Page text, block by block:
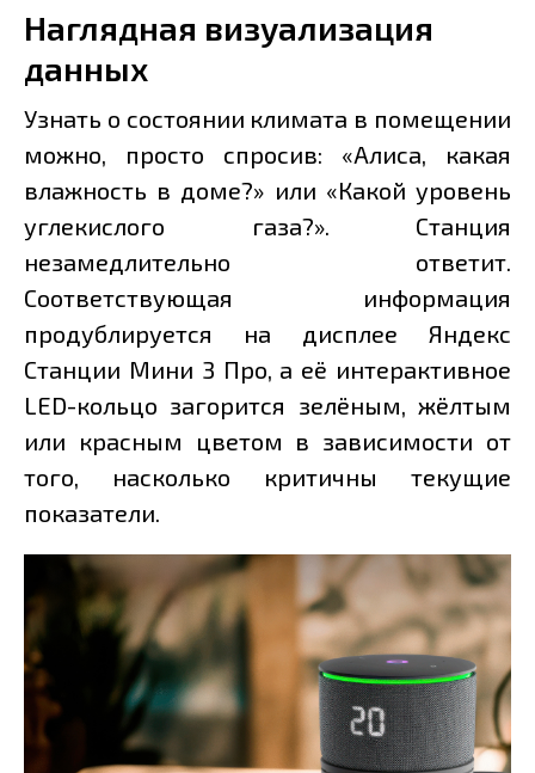
Наглядная визуализация
данных
Узнать о состоянии климата в помещении
можно, просто спросив: «Алиса, какая
влажность в доме?» или «Какой уровень
углекислого газа?». Станция
незамедлительно ответит.
Соответствующая информация
продублируется на дисплее Яндекс
Станции Мини 3 Про, а её интерактивное
LED-кольцо загорится зелёным, жёлтым
или красным цветом в зависимости от
того, насколько критичны текущие
показатели.